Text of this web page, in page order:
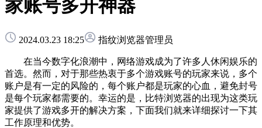
家账号多开神器
2024.03.23 18:25 指纹浏览器管理员
在当今数字化浪潮中，网络游戏成为了许多人休闲娱乐的
首选。然而，对于那些热衷于多个游戏账号的玩家来说，多个
账户是有一定的风险的，每个账户都是玩家的心血，避免封号
是每个玩家都需要的。幸运的是，比特浏览器的出现为这类玩
家提供了游戏多开的解决方案，下面我们就来详细探讨一下其
工作原理和优势。